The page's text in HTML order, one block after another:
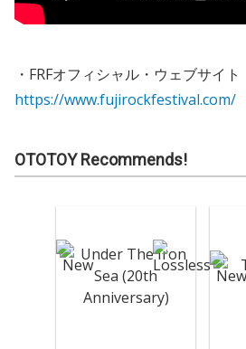
・FRFオフィシャル・ウェブサイト
https://www.fujirockfestival.com/
OTOTOY Recommends!